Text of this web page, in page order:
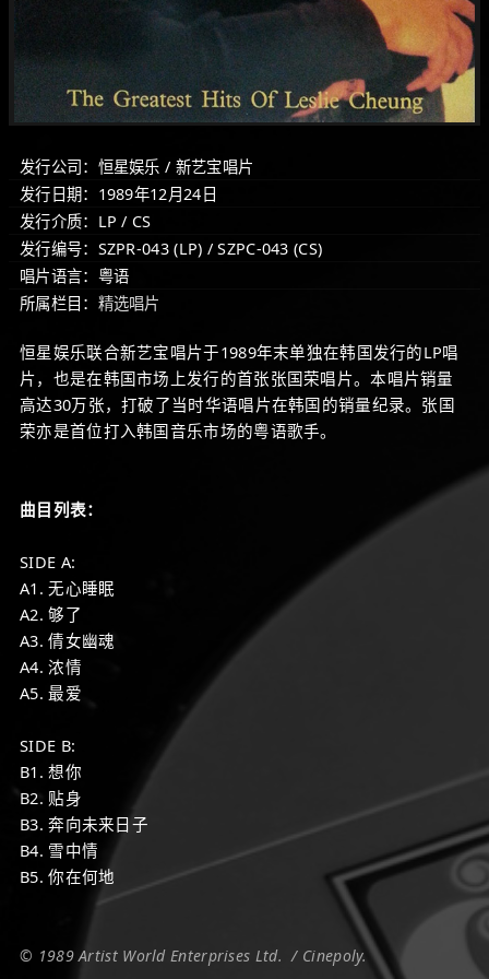
发行公司：恒星娱乐 / 新艺宝唱片
发行日期：1989年12月24日
发行介质：LP / CS
发行编号：SZPR-043 (LP) / SZPC-043 (CS)
唱片语言：粤语
所属栏目： 精选唱片
恒星娱乐联合新艺宝唱片于1989年末单独在韩国发行的LP唱
片，也是在韩国市场上发行的首张张国荣唱片。本唱片销量
高达30万张，打破了当时华语唱片在韩国的销量纪录。张国
荣亦是首位打入韩国音乐市场的粤语歌手。
曲目列表：
SIDE A:
A1. 无心睡眠
A2. 够了
A3. 倩女幽魂
A4. 浓情
A5. 最爱
SIDE B:
B1. 想你
B2. 贴身
B3. 奔向未来日子
B4. 雪中情
B5. 你在何地
© 1989 Artist World Enterprises Ltd. / Cinepoly.